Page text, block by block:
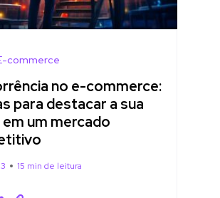
commerce
no e-commerce:
para destacar a sua
um mercado
15 min de leitura